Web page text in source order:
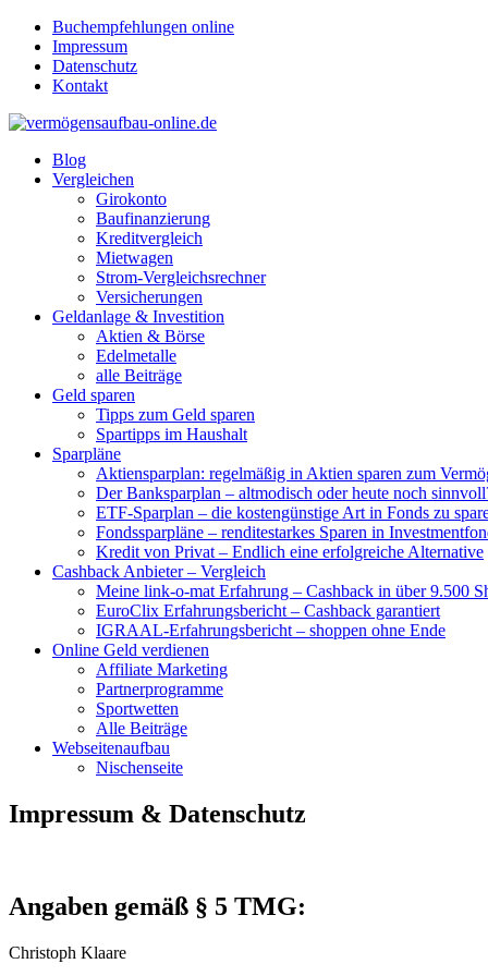
Buchempfehlungen online
Impressum
Datenschutz
Kontakt
Blog
Vergleichen
Girokonto
Baufinanzierung
Kreditvergleich
Mietwagen
Strom-Vergleichsrechner
Versicherungen
Geldanlage & Investition
Aktien & Börse
Edelmetalle
alle Beiträge
Geld sparen
Tipps zum Geld sparen
Spartipps im Haushalt
Sparpläne
Aktiensparplan: regelmäßig in Aktien sparen zum
Der Banksparplan – altmodisch oder heute noch
ETF-Sparplan – die kostengünstige Art in Fonds zu
Fondssparpläne – renditestarkes Sparen in
Kredit von Privat – Endlich eine erfolgreiche Alternative
Cashback Anbieter – Vergleich
Meine link-o-mat Erfahrung – Cashback in über 9.500
EuroClix Erfahrungsbericht – Cashback garantiert
IGRAAL-Erfahrungsbericht – shoppen ohne Ende
Online Geld verdienen
Affiliate Marketing
Partnerprogramme
Sportwetten
Alle Beiträge
Webseitenaufbau
Nischenseite
Impressum & Datenschutz
Angaben gemäß § 5 TMG:
Christoph Klaare